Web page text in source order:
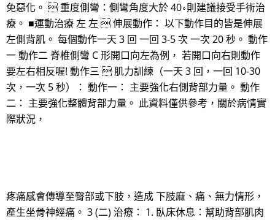
免惡化。  重度側彎：側彎角度大於 40∘則建議接受手術治
療。 ■運動治療 左 左  伸展動作： 以下動作目的皆是伸展
左側背肌。 每個動作一天 3 回 一回 3-5 次 一次 20 秒。 動作
一 動作二 脊椎側彎 C 形開口向左為例， 若開口向右則動作
要左右相反喔! 動作三  肌力訓練（一天 3 回，一回 10-30
次，一次 5 秒）： 動作一： 主要強化右側背部力量。 動作
二： 主要強化整體背部力量。 此資料僅供參考，關於病情實
際狀況，
疼痛感會傳導至臀部或下肢，造成 下肢麻、痛、無力情形，
產生坐骨神經痛。 3 (二) 治療： 1. 臥床休息：幫助背部肌肉